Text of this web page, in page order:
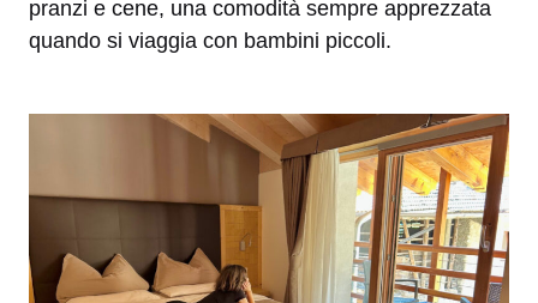
pranzi e cene, una comodità sempre apprezzata
quando si viaggia con bambini piccoli.